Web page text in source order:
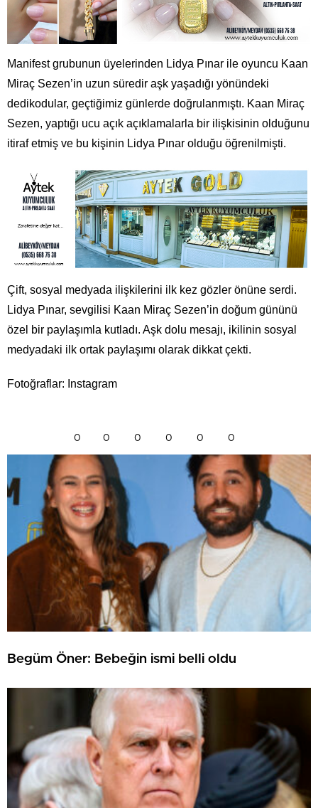
Manifest grubunun üyelerinden Lidya Pınar ile oyuncu Kaan
Miraç Sezen’in uzun süredir aşk yaşadığı yönündeki
dedikodular, geçtiğimiz günlerde doğrulanmıştı. Kaan Miraç
Sezen, yaptığı ucu açık açıklamalarla bir ilişkisinin olduğunu
itiraf etmiş ve bu kişinin Lidya Pınar olduğu öğrenilmişti.
Çift, sosyal medyada ilişkilerini ilk kez gözler önüne serdi.
Lidya Pınar, sevgilisi Kaan Miraç Sezen’in doğum gününü
özel bir paylaşımla kutladı. Aşk dolu mesajı, ikilinin sosyal
medyadaki ilk ortak paylaşımı olarak dikkat çekti.
Fotoğraflar: Instagram
0 0 0 0 0 0
Begüm Öner: Bebeğin ismi belli oldu